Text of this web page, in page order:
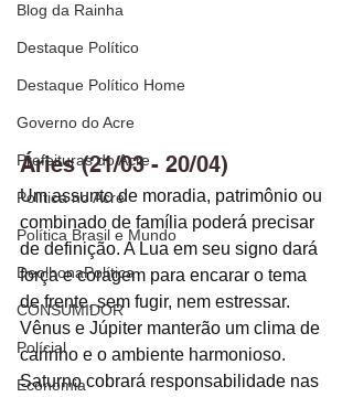
Blog da Rainha
Destaque Político
Destaque Político Home
Governo do Acre
Prefeituras do Acre
Política no Acre
Política Brasil e Mundo
DeolhonaPolítica
CONSUMIDOR
Polícial
Economia
Áries (21/03 - 20/04)
Um assunto de moradia, patrimônio ou
combinado de família poderá precisar
de definição. A Lua em seu signo dará
força e coragem para encarar o tema
de frente, sem fugir, nem estressar.
Vênus e Júpiter manterão um clima de
carinho e o ambiente harmonioso.
Saturno cobrará responsabilidade nas